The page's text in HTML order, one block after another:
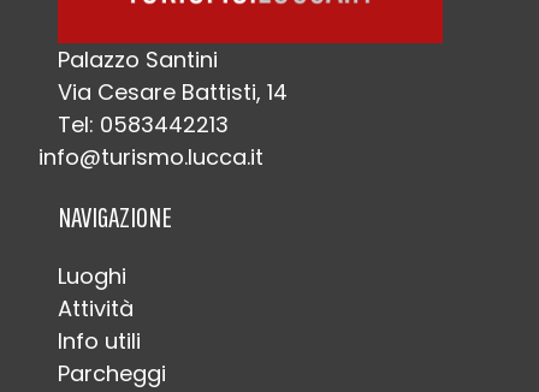
Palazzo Santini
Via Cesare Battisti, 14
Tel: 0583442213
info@turismo.lucca.it
NAVIGAZIONE
Luoghi
Attività
Info utili
Parcheggi